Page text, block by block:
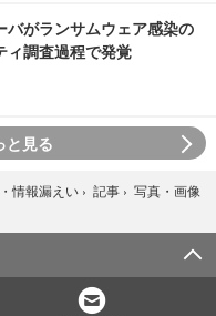
バがランサムウェア感染の
ィ調査過程で発覚
と見る
情報漏えい › 記事 › 写真・画像